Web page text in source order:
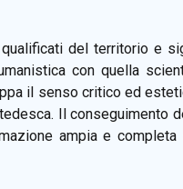
del territorio e
con quella
il senso critico ed
Il conseguimento
ampia e